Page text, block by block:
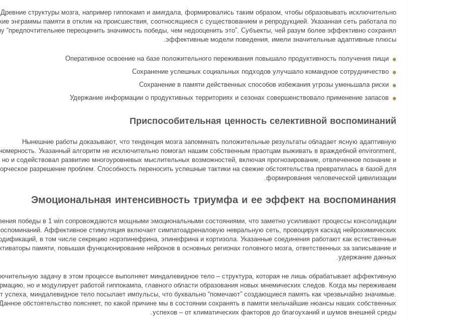
Древние структуры мозга, например гиппокамп и амигдала, формировались таким образом, чтобы образовывать исключительно
энграммы памяти в отклик на происшествия, соотносящиеся с существованием и репродукцией. Указанная сеть работала по
“предпочтительнее переоценить значимость победы, чем недооценить это”. Субъекты, чей разум более эффективно сохранял
эффективные модели поведения, имели значительные адаптивные плюсы.
Оперативное освоение на базе положительного переживания повышало продуктивность получения пищи
Сохранение успешных социальных подходов улучшало командное сотрудничество
Сохранение в памяти действенных способов избежания угрозы уменьшала риски
Удержание информации о продуктивных территориях и сезонах совершенствовало применение запасов
Приспособительная ценность селективной воспоминаний
Нынешние работы доказывают, что тенденция мозга запоминать положительные результаты обладает ясную адаптивную
Указанный алгоритм не исключительно помогал нашим собственным праотцам выживать в враждебной environment,
но и содействовал развитию многоуровневых мыслительных возможностей, включая прогнозирование, отвлеченное познание и
разрешение проблем. Способность переносить успешные тактики на свежие обстоятельства превратилась в базой для
формирования человеческой цивилизации.
Эмоциональная интенсивность триумфа и ее эффект на воспоминания
победы в 1 win сопровождаются мощными эмоциональными состояниями, что заметно усиливают процессы консолидации
Аффективное стимуляция включает симпатоадреналовую невральную сеть, провоцируя каскад нейрохимических
в том числе секрецию норэпинефрина, эпинефрина и кортизола. Указанные соединения работают как естественные
памяти, повышая функционирование нейронов в основных регионах головного мозга, ответственных за записывание и
удержание данных.
задачу в этом процессе выполняет миндалевидное тело – структура, которая не лишь обрабатывает аффективную
но и модулирует работой гиппокампа, главного области образования новых мнемических следов. Когда мы переживаем
успеха, миндалевидное тело посылает импульсы, что буквально “помечают” создающиеся память как чрезвычайно значимые.
обстоятельство поясняет, по какой причине мы в состоянии сохранять в памяти мельчайшие нюансы наших собственных
успехов – от климатических факторов до благоуханий и шумов внешней среды.